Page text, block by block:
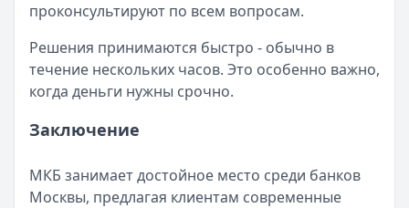
проконсультируют по всем вопросам.
Решения принимаются быстро - обычно в
течение нескольких часов. Это особенно важно,
когда деньги нужны срочно.
Заключение
МКБ занимает достойное место среди банков
Москвы, предлагая клиентам современные